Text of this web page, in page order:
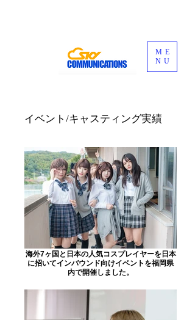
ME
NU
​イベント/キャスティング実績
海外7ヶ国と日本の人気コスプレイヤーを日本
に招いてインバウンド向けイベントを福岡県
内で開催しました。